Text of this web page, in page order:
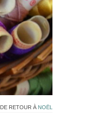
DE RETOUR À NOËL